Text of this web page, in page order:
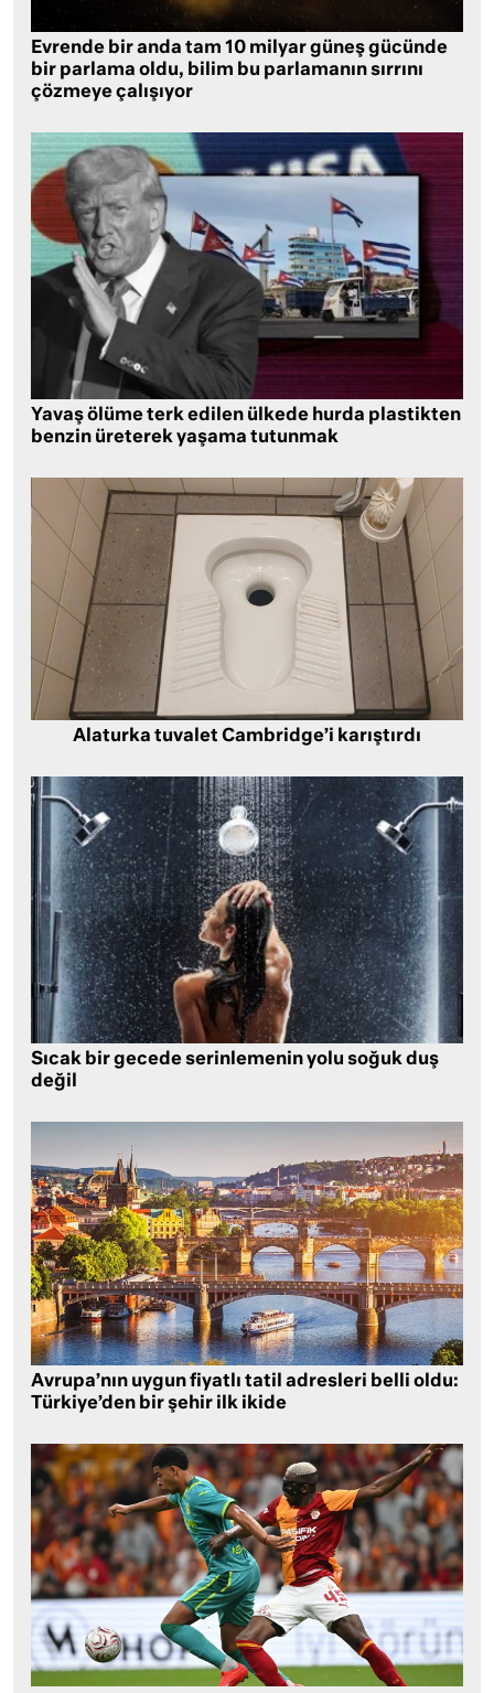
Evrende bir anda tam 10 milyar güneş gücünde
bir parlama oldu, bilim bu parlamanın sırrını
çözmeye çalışıyor
Yavaş ölüme terk edilen ülkede hurda plastikten
benzin üreterek yaşama tutunmak
Alaturka tuvalet Cambridge’i karıştırdı
Sıcak bir gecede serinlemenin yolu soğuk duş
değil
Avrupa’nın uygun fiyatlı tatil adresleri belli oldu:
Türkiye’den bir şehir ilk ikide